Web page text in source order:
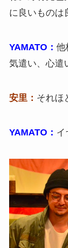
に良いものは
YAMATO： 他
気遣い、心遣
安里： それほ
YAMATO： イ